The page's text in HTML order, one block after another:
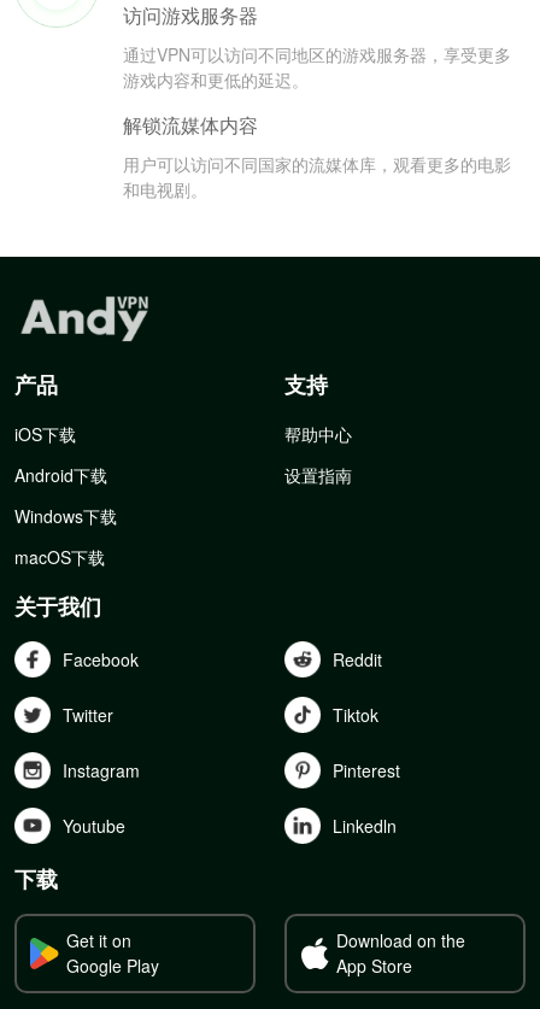
访问游戏服务器
通过VPN可以访问不同地区的游戏服务器，享受更多
游戏内容和更低的延迟。
解锁流媒体内容
用户可以访问不同国家的流媒体库，观看更多的电影
和电视剧。
产品
iOS下载
Android下载
Windows下载
macOS下载
支持
帮助中心
设置指南
关于我们
Facebook Reddit
Twitter Tiktok
Instagram Pinterest
Youtube Linkedln
下载
Get it on
Google Play
Download on the
App Store